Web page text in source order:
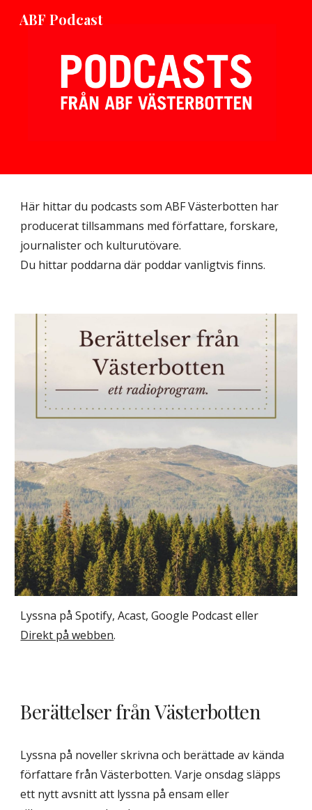
Skip to main content
ABF Podcast
Här hittar du podcasts som ABF Västerbotten har
producerat tillsammans med författare, forskare,
journalister och kulturutövare.
Du hittar poddarna där poddar vanligtvis finns.
Direkt på webben.
Berättelser från Västerbotten
Lyssna på noveller skrivna och berättade av kända
författare från Västerbotten. Varje onsdag släpps
ett nytt avsnitt att lyssna på ensam eller